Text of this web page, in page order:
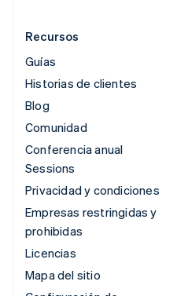
Recursos
Guías
Historias de clientes
Blog
Comunidad
Conferencia anual
Sessions
Privacidad y condiciones
Empresas restringidas y
prohibidas
Licencias
Mapa del sitio